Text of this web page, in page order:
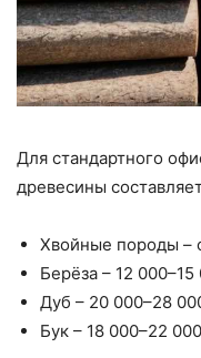
Для стандартного
древесины
Хвойные породы –
Берёза – 12 000–15
Дуб – 20 000–28
Бук – 18 000–22